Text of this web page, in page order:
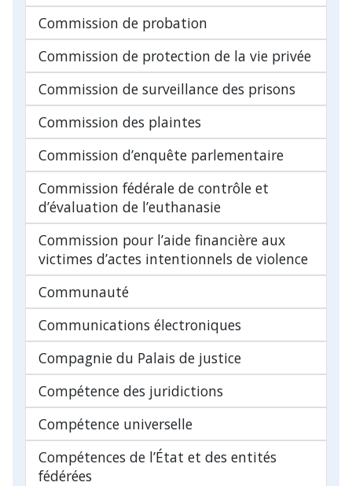
Commission de probation
Commission de protection de la vie privée
Commission de surveillance des prisons
Commission des plaintes
Commission d’enquête parlementaire
Commission fédérale de contrôle et
d’évaluation de l’euthanasie
Commission pour l’aide financière aux
victimes d’actes intentionnels de violence
Communauté
Communications électroniques
Compagnie du Palais de justice
Compétence des juridictions
Compétence universelle
Compétences de l’État et des entités
fédérées